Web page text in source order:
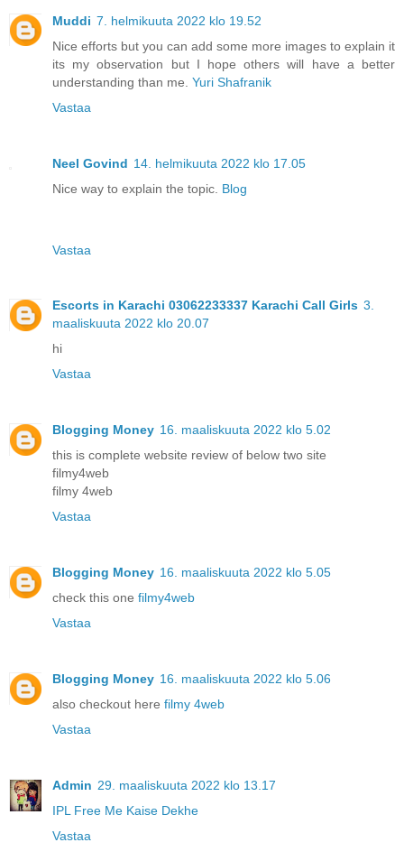
Muddi 7. helmikuuta 2022 klo 19.52
Nice efforts but you can add some more images to explain it
its my observation but I hope others will have a better
understanding than me. Yuri Shafranik
Vastaa
Neel Govind 14. helmikuuta 2022 klo 17.05
Nice way to explain the topic. Blog
Vastaa
Escorts in Karachi 03062233337 Karachi Call Girls 3.
maaliskuuta 2022 klo 20.07
hi
Vastaa
Blogging Money 16. maaliskuuta 2022 klo 5.02
this is complete website review of below two site
filmy4web
filmy 4web
Vastaa
Blogging Money 16. maaliskuuta 2022 klo 5.05
check this one filmy4web
Vastaa
Blogging Money 16. maaliskuuta 2022 klo 5.06
also checkout here filmy 4web
Vastaa
Admin 29. maaliskuuta 2022 klo 13.17
IPL Free Me Kaise Dekhe
Vastaa